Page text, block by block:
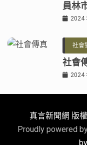
員林
2024
社會
社會
2024
真言新聞網 版
Proudly powered
by